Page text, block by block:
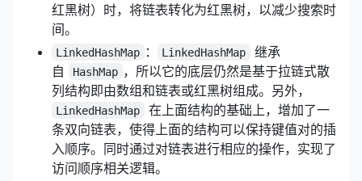
红黑树）时，将链表转化为红黑树，以减少搜索时
间。
LinkedHashMap ： LinkedHashMap
继承
自
HashMap ，所以它的底层仍然是基于拉链式散
列结构即由数组和链表或红黑树组成。另外，
LinkedHashMap
在上面结构的基础上，增加了一
条双向链表，使得上面的结构可以保持键值对的插
入顺序。同时通过对链表进行相应的操作，实现了
访问顺序相关逻辑。